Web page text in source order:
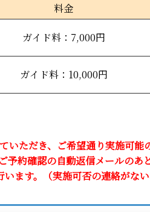
料金
ガイド料：7,000円
ガイド料：10,000円
ただき、ご希望通り実施可能
約確認の自動返信メールのあ
ます。（実施可否の連絡がな